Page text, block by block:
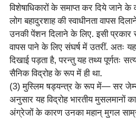
विशेषाधिकारों के समाप्त कर दिये जाने के
लोग बहादुरशाह की स्वाधीनता वापस
उनकी पेंशन दिलाने के लिए. इसी प्रकार से
वापस पाने के लिए संघर्ष में उतरीं. अतः यह
दिखाई पड़ता है, परन्तु यह तथ्य पूर्णतः
सैनिक विद्रोह के रूप में ही था.
(3) मुस्लिम षड्यन्त्र के रूप में— सर
अनुसार यह विद्रोह भारतीय मुसलमानों
अंग्रेजों के कारण उनका महान् मुगल